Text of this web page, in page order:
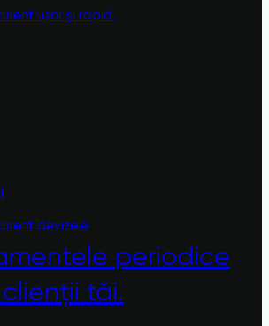
ușor și rapid.
devizele
periodice
tăi.